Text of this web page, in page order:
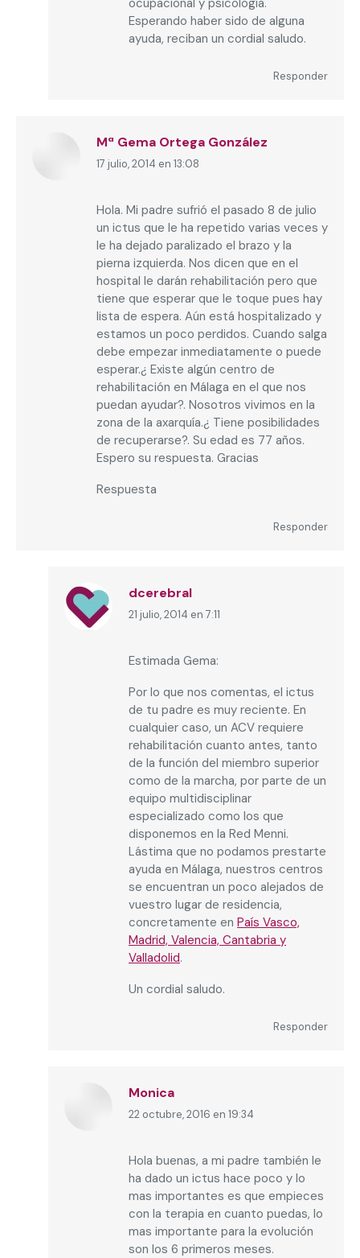
Esperando haber sido de alguna
ayuda, reciban un cordial saludo.
Responder
Mª Gema Ortega González
dice:
17 julio, 2014 en 13:08
Hola. Mi padre sufrió el pasado 8 de julio
un ictus que le ha repetido varias veces y
le ha dejado paralizado el brazo y la
pierna izquierda. Nos dicen que en el
hospital le darán rehabilitación pero que
tiene que esperar que le toque pues hay
lista de espera. Aún está hospitalizado y
estamos un poco perdidos. Cuando salga
debe empezar inmediatamente o puede
esperar.¿ Existe algún centro de
rehabilitación en Málaga en el que nos
puedan ayudar?. Nosotros vivimos en la
zona de la axarquía.¿ Tiene posibilidades
de recuperarse?. Su edad es 77 años.
Espero su respuesta. Gracias
Respuesta
Responder
dcerebral
dice:
21 julio, 2014 en 7:11
Estimada Gema:
Por lo que nos comentas, el ictus
de tu padre es muy reciente. En
cualquier caso, un ACV requiere
rehabilitación cuanto antes, tanto
de la función del miembro superior
como de la marcha, por parte de un
equipo multidisciplinar
especializado como los que
disponemos en la Red Menni.
Lástima que no podamos prestarte
ayuda en Málaga, nuestros centros
se encuentran un poco alejados de
vuestro lugar de residencia,
concretamente en País Vasco,
Madrid, Valencia, Cantabria y
Valladolid.
Un cordial saludo.
Responder
Monica
dice:
22 octubre, 2016 en 19:34
Hola buenas, a mi padre también le
ha dado un ictus hace poco y lo
mas importantes es que empieces
con la terapia en cuanto puedas, lo
mas importante para la evolución
son los 6 primeros meses.